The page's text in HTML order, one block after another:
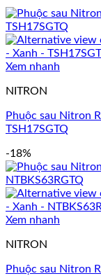
Xem nhanh
NITRON
Phuộc sau Nitron
TSH17SGTQ
-18%
Xem nhanh
NITRON
Phuộc sau Nitron